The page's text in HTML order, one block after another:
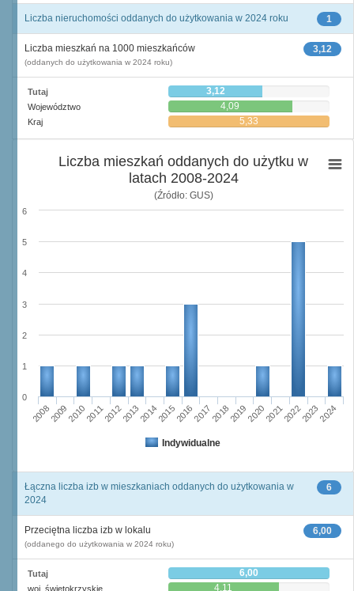
1
Liczba nieruchomości oddanych do użytkowania w 2024 roku
3,12
Liczba mieszkań na 1000 mieszkańców
(oddanych do użytkowania w 2024 roku)
Tutaj 3,12
Województwo 4,09
Kraj 5,33
Liczba mieszkań oddanych do użytku w
latach 2008-2024
(Źródło: GUS)
Indywidualne
20082009201020112012201320142015201620172018201920202021202220232024
0
1
2
3
4
5
6
6
Łączna liczba izb w mieszkaniach oddanych do użytkowania w
2024
6,00
Przeciętna liczba izb w lokalu
(oddanego do użytkowania w 2024 roku)
Tutaj 6,00
woj. świętokrzyskie 4,11